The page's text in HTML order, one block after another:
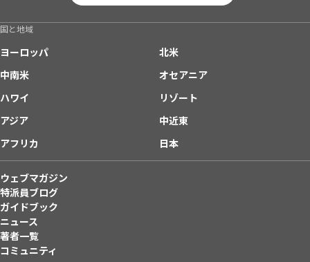
国と地域
ヨーロッパ
北米
中南米
オセアニア
ハワイ
リゾート
アジア
中近東
アフリカ
日本
ウェブマガジン
特派員ブログ
ガイドブック
ニュース
著者一覧
コミュニティ